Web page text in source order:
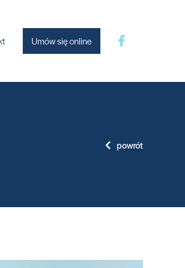
Umów się online
powrót